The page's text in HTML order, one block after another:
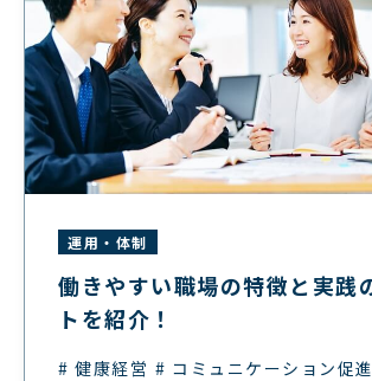
運用・体制
働きやすい職場の特徴と実践
トを紹介！
# 健康経営 # コミュニケーション促進